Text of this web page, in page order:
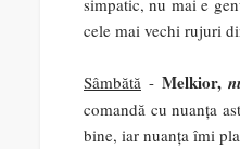
simpatic, nu mai e
cele mai vechi rujuri
Sâmbătă - Melkior,
comandă cu nuanța
bine, iar nuanța îmi